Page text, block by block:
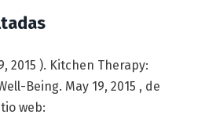
2015 ). Kitchen Therapy:
Being. May 19, 2015 , de
web: